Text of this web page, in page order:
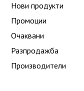
Нови продукти
Промоции
Очаквани
Разпродажба
Производители